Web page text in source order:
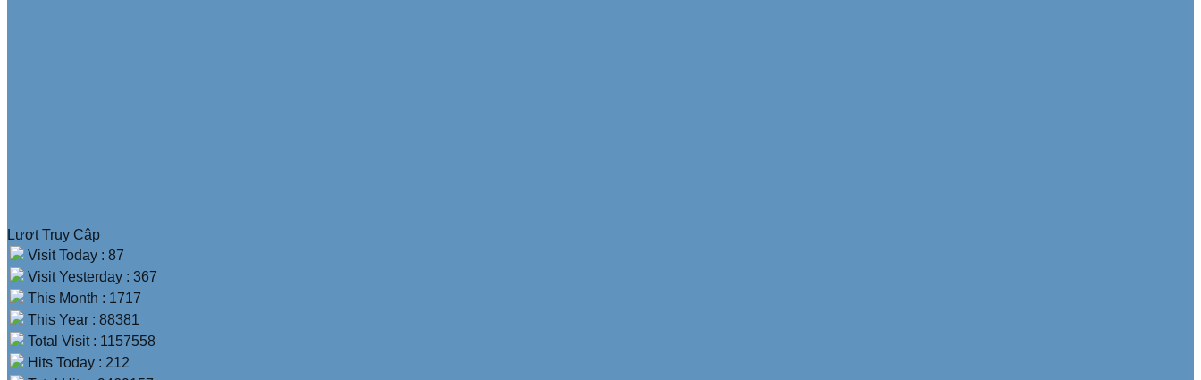
Lượt Truy Cập
Visit Today : 87
Visit Yesterday : 367
This Month : 1717
This Year : 88381
Total Visit : 1157558
Hits Today : 212